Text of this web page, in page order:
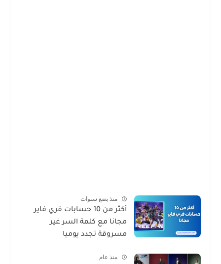
منذ بضع سنوات
أكثر من 10 حسابات فري فاير
مجانا مع كلمة السر غير
مسروقة تجدد يوميا
منذ عام